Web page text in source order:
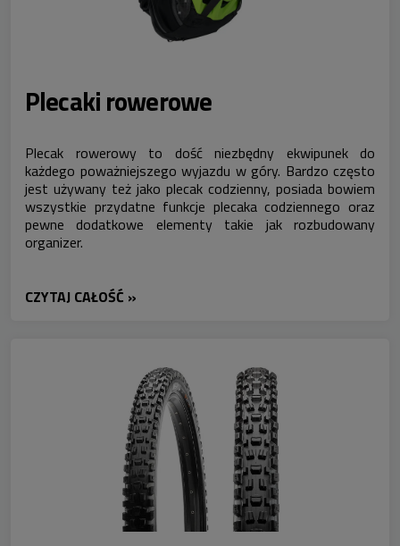
Plecaki rowerowe
Plecak rowerowy to dość niezbędny ekwipunek do
każdego poważniejszego wyjazdu w góry. Bardzo często
jest używany też jako plecak codzienny, posiada bowiem
wszystkie przydatne funkcje plecaka codziennego oraz
pewne dodatkowe elementy takie jak rozbudowany
organizer.
CZYTAJ CAŁOŚĆ »